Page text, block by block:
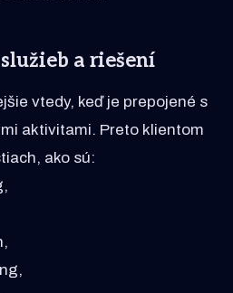
a riešení
vtedy, keď je prepojené s
aktivitami. Preto klientom
ako sú: